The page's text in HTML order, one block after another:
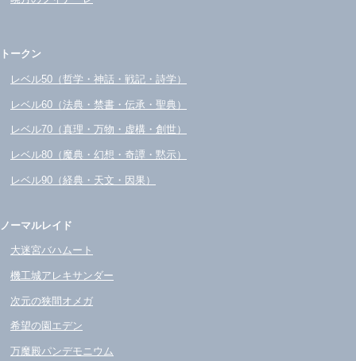
トークン
レベル50（哲学・神話・戦記・詩学）
レベル60（法典・禁書・伝承・聖典）
レベル70（真理・万物・虚構・創世）
レベル80（魔典・幻想・奇譚・黙示）
レベル90（経典・天文・因果）
ノーマルレイド
大迷宮バハムート
機工城アレキサンダー
次元の狭間オメガ
希望の園エデン
万魔殿パンデモニウム